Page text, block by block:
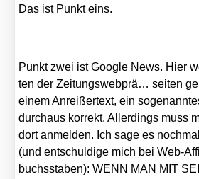
Das ist Punkt eins.
Punkt zwei ist Goog­le News. Hier
ten der Zei­tungs­web­prä… sei­ten
einem Anrei­ßer­text, ein
durch­aus kor­rekt. Aller­dings muss
dort anmel­den. Ich sage es
(und ent­schul­di­ge mich bei Web-
buchs­sta­ben): WENN MAN MIT